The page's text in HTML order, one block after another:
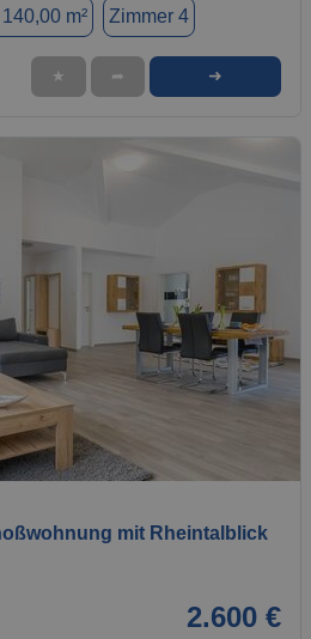
m² Zimmer 4
★ ➦ ➜
mit Rheintalblick
2.600 €